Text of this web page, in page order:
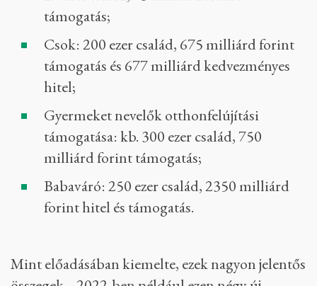
támogatás;
Csok: 200 ezer család, 675 milliárd forint
támogatás és 677 milliárd kedvezményes
hitel;
Gyermeket nevelők otthonfelújítási
támogatása: kb. 300 ezer család, 750
milliárd forint támogatás;
Babaváró: 250 ezer család, 2350 milliárd
forint hitel és támogatás.
Mint előadásában kiemelte, ezek nagyon jelentős